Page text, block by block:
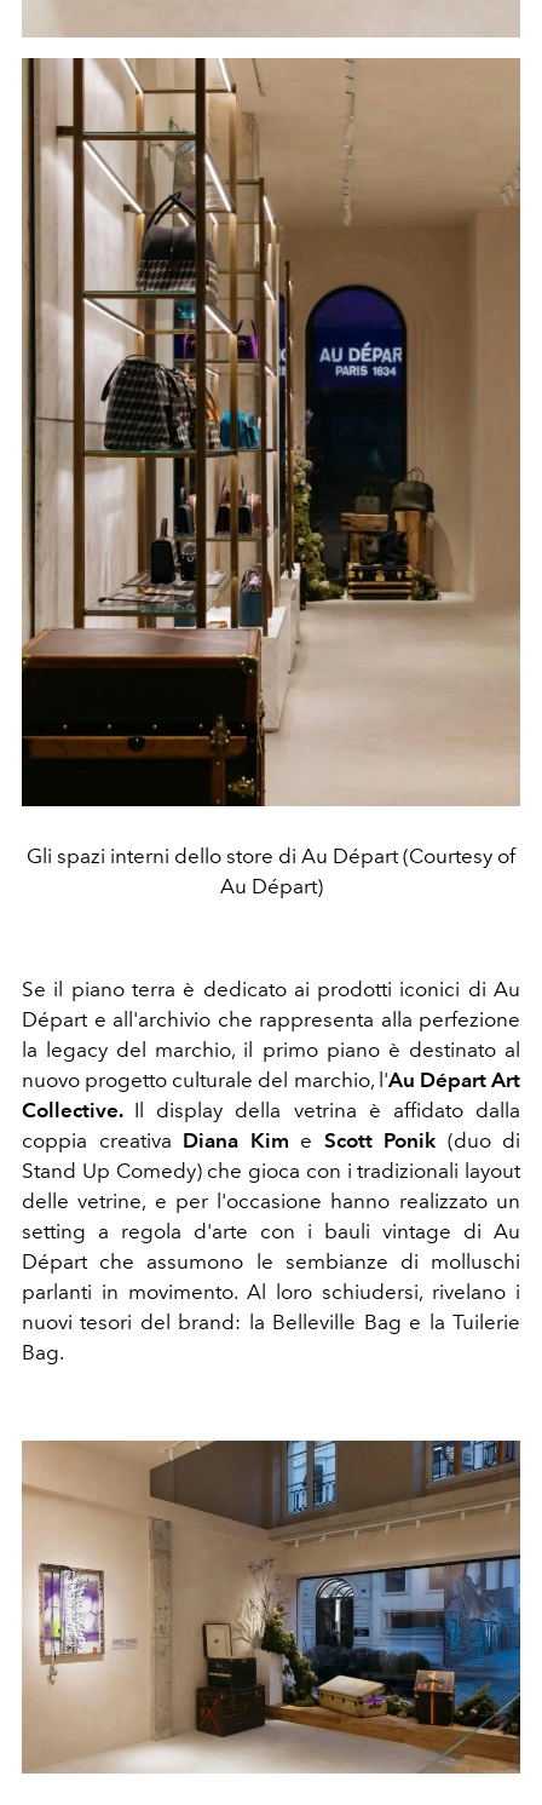
Gli spazi interni dello store di Au Départ (Courtesy of
Au Départ)
Se il piano terra è dedicato ai prodotti iconici di Au
Départ e all'archivio che rappresenta alla perfezione
la legacy del marchio, il primo piano è destinato al
nuovo progetto culturale del marchio, l'Au Départ Art
Collective. Il display della vetrina è affidatodalla
coppia creativa Diana Kim e Scott Ponik (duo di
Stand Up Comedy) che gioca con i tradizionali layout
delle vetrine, e per l'occasione hanno realizzato un
setting a regola d'arte con i bauli vintage di Au
Départ che assumono le sembianze di molluschi
parlanti in movimento. Al loro schiudersi, rivelano i
nuovi tesori del brand: la Belleville Bag e la Tuilerie
Bag.